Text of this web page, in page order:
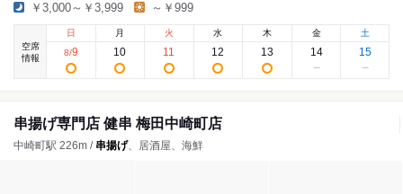
￥3,000～￥3,999 ～￥999
空席
情報
日
8/9
月
10
火
11
水
12
木
13
金
14
土
15
串揚げ専門店 健串 梅田中崎町店
中崎町駅 226m / 串揚げ、居酒屋、海鮮